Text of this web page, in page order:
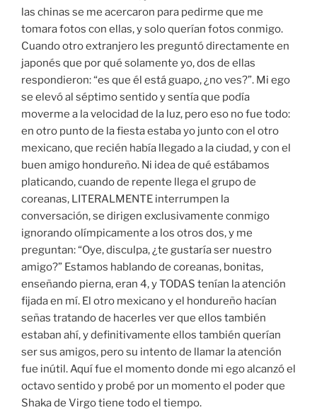
las chinas se me acercaron para pedirme que me
tomara fotos con ellas, y solo querían fotos conmigo.
Cuando otro extranjero les preguntó directamente en
japonés que por qué solamente yo, dos de ellas
respondieron: “es que él está guapo, ¿no ves?”. Mi ego
se elevó al séptimo sentido y sentía que podía
moverme a la velocidad de la luz, pero eso no fue todo:
en otro punto de la fiesta estaba yo junto con el otro
mexicano, que recién había llegado a la ciudad, y con el
buen amigo hondureño. Ni idea de qué estábamos
platicando, cuando de repente llega el grupo de
coreanas, LITERALMENTE interrumpen la
conversación, se dirigen exclusivamente conmigo
ignorando olímpicamente a los otros dos, y me
preguntan: “Oye, disculpa, ¿te gustaría ser nuestro
amigo?” Estamos hablando de coreanas, bonitas,
enseñando pierna, eran 4, y TODAS tenían la atención
fijada en mí. El otro mexicano y el hondureño hacían
señas tratando de hacerles ver que ellos también
estaban ahí, y definitivamente ellos también querían
ser sus amigos, pero su intento de llamar la atención
fue inútil. Aquí fue el momento donde mi ego alcanzó el
octavo sentido y probé por un momento el poder que
Shaka de Virgo tiene todo el tiempo.